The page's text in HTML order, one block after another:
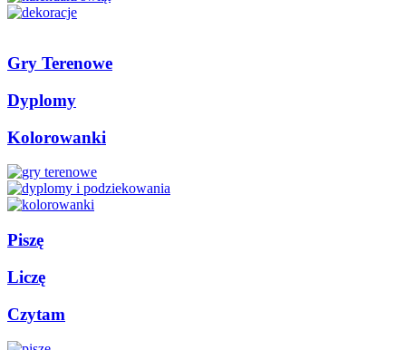
Gry Terenowe
Dyplomy
Kolorowanki
Piszę
Liczę
Czytam